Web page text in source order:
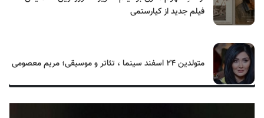
فیلم جدید از کیارستمی
متولدین ۲۴ اسفند سینما ، تئاتر و موسیقی؛ مریم معصومی